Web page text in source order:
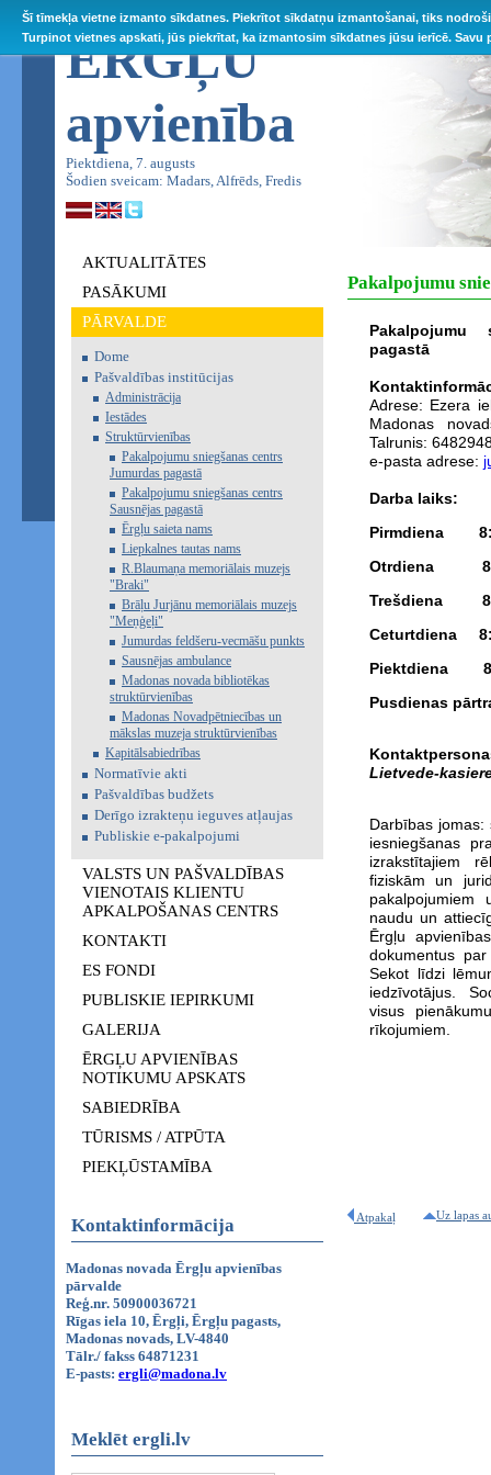
Šī tīmekļa vietne izmanto sīkdatnes. Piekrītot sīkdatņu izmantošanai, tiks
Turpinot vietnes apskati, jūs piekrītat, ka izmantosim sīkdatnes jūsu ierīcē.
ĒRGĻU
apvienība
Piektdiena, 7. augusts
Šodien sveicam: Madars, Alfrēds, Fredis
AKTUALITĀTES
PASĀKUMI
PĀRVALDE
Dome
Pašvaldības institūcijas
Administrācija
Iestādes
Struktūrvienības
Pakalpojumu sniegšanas centrs
Jumurdas pagastā
Pakalpojumu sniegšanas centrs
Sausnējas pagastā
Ērgļu saieta nams
Liepkalnes tautas nams
R.Blaumaņa memoriālais muzejs
"Braki"
Brāļu Jurjānu memoriālais muzejs
"Meņģeļi"
Jumurdas feldšeru-vecmāšu punkts
Sausnējas ambulance
Madonas novada bibliotēkas
struktūrvienības
Madonas Novadpētniecības un
mākslas muzeja struktūrvienības
Kapitālsabiedrības
Normatīvie akti
Pašvaldības budžets
Derīgo izrakteņu ieguves atļaujas
Publiskie e-pakalpojumi
VALSTS UN PAŠVALDĪBAS
VIENOTAIS KLIENTU
APKALPOŠANAS CENTRS
KONTAKTI
ES FONDI
PUBLISKIE IEPIRKUMI
GALERIJA
ĒRGĻU APVIENĪBAS
NOTIKUMU APSKATS
SABIEDRĪBA
TŪRISMS / ATPŪTA
PIEKĻŪSTAMĪBA
Kontaktinformācija
Madonas novada Ērgļu apvienības
pārvalde
Reģ.nr. 50900036721
Rīgas iela 10, Ērgļi, Ērgļu pagasts,
Madonas novads, LV-4840
Tālr./ fakss 64871231
E-pasts: ergli@madona.lv
Meklēt ergli.lv
Pakalpojumu
Pakalpojumu
pagastā
Adrese: Ezera
Madonas
Talrunis:
e-pasta adrese:
Darba laiks:
Pirmdiena
Otrdiena
Trešdiena
Ceturtdiena
Piektdiena
Pusdienas
Lietvede-
Darbības jomas:
iesniegšanas
izrakstītajiem
fiziskām un
pakalpojumiem
naudu un
Ērgļu
dokumentus
Sekot līdzi
iedzīvotājus.
visus
rīkojumiem.
Atpakaļ Uz lapas